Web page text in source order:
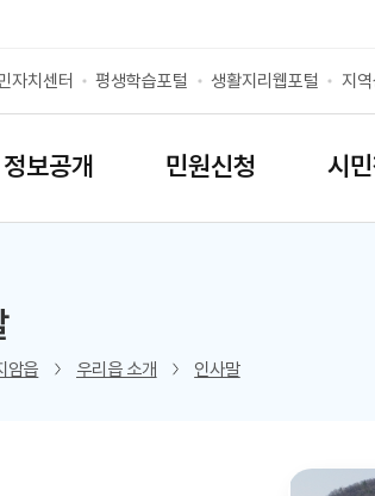
자치센터 평생학습포털 생활지리웹포털 지
정보공개 민원신청 시
암읍 우리읍 소개 인사말
공유 리스트 열기